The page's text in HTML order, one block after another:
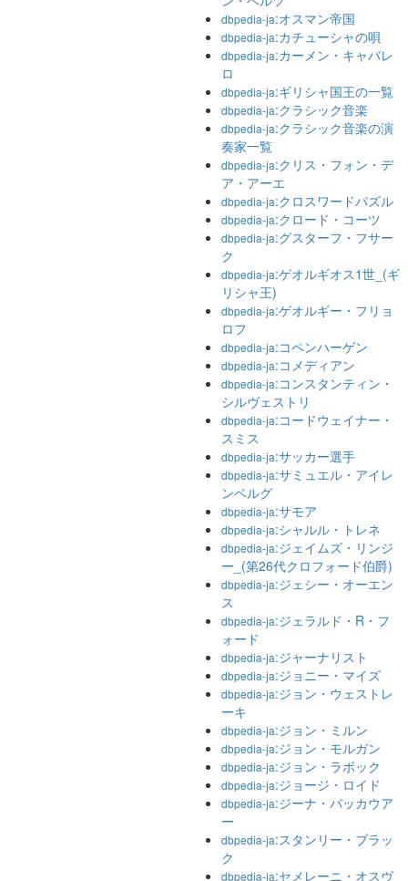
dbpedia-ja:オスマン帝国
dbpedia-ja:カチューシャの唄
dbpedia-ja:カーメン・キャバレ
ロ
dbpedia-ja:ギリシャ国王の一覧
dbpedia-ja:クラシック音楽
dbpedia-ja:クラシック音楽の演
奏家一覧
dbpedia-ja:クリス・フォン・デ
ア・アーエ
dbpedia-ja:クロスワードパズル
dbpedia-ja:クロード・コーツ
dbpedia-ja:グスターフ・フサー
ク
dbpedia-ja:ゲオルギオス1世_(ギ
リシャ王)
dbpedia-ja:ゲオルギー・フリョ
ロフ
dbpedia-ja:コペンハーゲン
dbpedia-ja:コメディアン
dbpedia-ja:コンスタンティン・
シルヴェストリ
dbpedia-ja:コードウェイナー・
スミス
dbpedia-ja:サッカー選手
dbpedia-ja:サミュエル・アイレ
ンベルグ
dbpedia-ja:サモア
dbpedia-ja:シャルル・トレネ
dbpedia-ja:ジェイムズ・リンジ
ー_(第26代クロフォード伯爵)
dbpedia-ja:ジェシー・オーエン
ス
dbpedia-ja:ジェラルド・R・フ
ォード
dbpedia-ja:ジャーナリスト
dbpedia-ja:ジョニー・マイズ
dbpedia-ja:ジョン・ウェストレ
ーキ
dbpedia-ja:ジョン・ミルン
dbpedia-ja:ジョン・モルガン
dbpedia-ja:ジョン・ラボック
dbpedia-ja:ジョージ・ロイド
dbpedia-ja:ジーナ・バッカウア
ー
dbpedia-ja:スタンリー・ブラッ
ク
dbpedia-ja:セメレーニ・オスヴ